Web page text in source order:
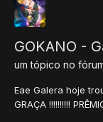
GOKANO -
um tópico no
Eae Galera hoje
GRAÇA !!!!!!!!!!